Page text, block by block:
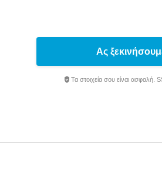
Ας
Τα στοιχεία σου είναι ασφαλή.